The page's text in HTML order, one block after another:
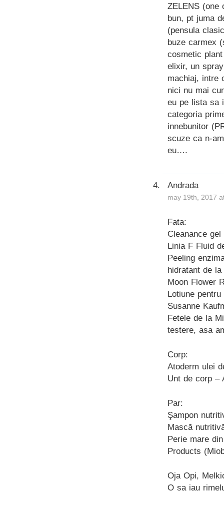
ZELENS (one
bun, pt juma
(pensula
buze carmex
cosmetic
elixir, un
machiaj, intre
nici nu mai
eu pe lista sa
categoria
innebunitor
scuze ca n-
eu….
Andrada
may 19th, 2017
Fata:
Cleanance
Linia F Fluid
Peeling
hidratant de
Moon Flower
Lotiune
Susanne
Fetele de la
testere, asa
Corp:
Atoderm ulei
Unt de corp –
Par:
Şampon
Mască
Perie mare
Products
Oja Opi,
O sa iau